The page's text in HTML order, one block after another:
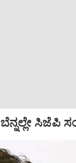
ಸಿಜೆಪಿ